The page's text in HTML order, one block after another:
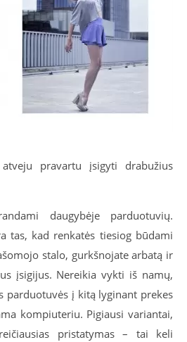
pravartu įsigyti drabužius
daugybėje parduotuvių.
tas, kad renkatės tiesiog būdami
stalo, gurkšnojate arbatą ir
įsigijus. Nereikia vykti iš namų,
parduotuvės į kitą lyginant prekes
kompiuteriu. Pigiausi variantai,
pristatymas – tai keli